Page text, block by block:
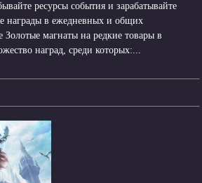
ресурсы события и зарабатывайте
награды в ежедневных и общих
Золотые магнаты на редкие товары в
наград, среди которых:...